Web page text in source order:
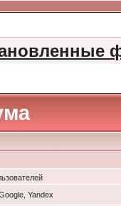
Yandex